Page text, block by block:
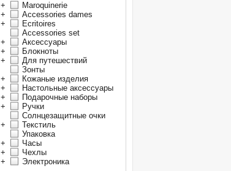
+
Maroquinerie
+
Accessories dames
+
Ecritoires
Accessories set
+
Аксессуары
+
Блокноты
+
Для путешествий
Зонты
+
Кожаные изделия
+
Настольные аксессуары
+
Подарочные наборы
+
Ручки
Солнцезащитные очки
+
Текстиль
Упаковка
+
Часы
+
Чехлы
+
Электроника